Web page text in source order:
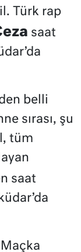
Türk rap
saat
belli
sırası, şu
tüm
saat